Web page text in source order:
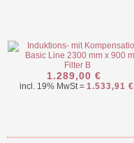
1.289,00 €
incl. 19% MwSt = 1.533,91 €